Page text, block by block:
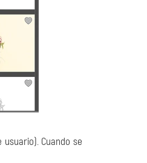
Cuando se